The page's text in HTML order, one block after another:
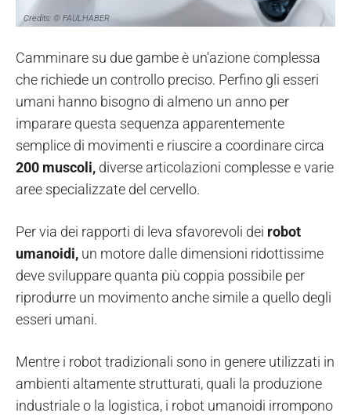
Credits: © FAULHABER
Camminare su due gambe è un'azione complessa
che richiede un controllo preciso. Perfino gli esseri
umani hanno bisogno di almeno un anno per
imparare questa sequenza apparentemente
semplice di movimenti e riuscire a coordinare circa
200 muscoli, diverse articolazioni complesse e varie
aree specializzate del cervello.
Per via dei rapporti di leva sfavorevoli dei robot
umanoidi, un motore dalle dimensioni ridottissime
deve sviluppare quanta più coppia possibile per
riprodurre un movimento anche simile a quello degli
esseri umani.
Mentre i robot tradizionali sono in genere utilizzati in
ambienti altamente strutturati, quali la produzione
industriale o la logistica, i robot umanoidi irrompono